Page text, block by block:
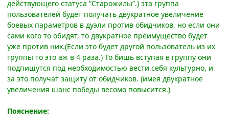
действующего статуса “Старожилы”.) эта группа
пользователей будет получать двукратное увеличение
боевых параметров в дуэли против обидчиков, но если они
сами кого то обидят, то двукратное преимущество будет
уже против них.(Если это будет другой пользователь из их
группы то это аж в 4 раза.) То бишь вступая в группу они
подпишутся под необходимостью вести себя культурно, и
за это получат защиту от обидчиков. (имея двукратное
увеличения шанс победы весомо повысится.)
Пояснение: